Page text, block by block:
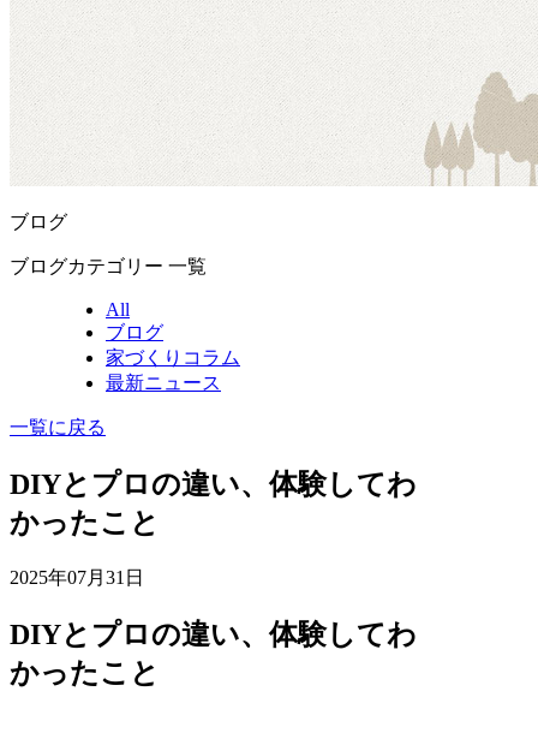
ブログ
ブログカテゴリー 一覧
All
ブログ
家づくりコラム
最新ニュース
一覧に戻る
DIYとプロの違い、体験してわ
かったこと
2025年07月31日
DIYとプロの違い、体験してわ
かったこと